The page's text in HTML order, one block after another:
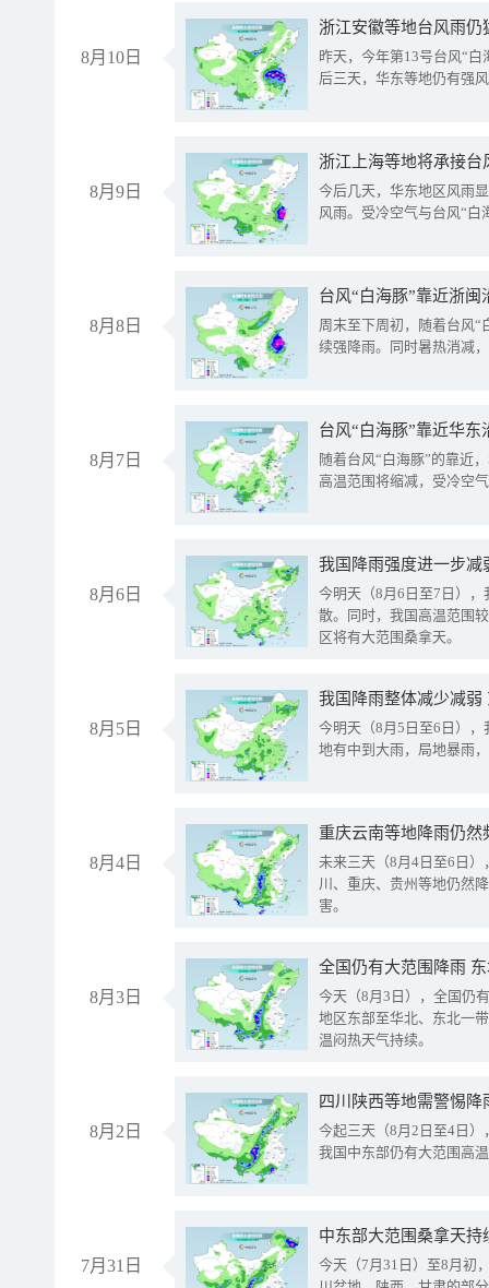
8月10日
浙江安徽等地台风雨
昨天，今年第13号台风“
后三天，华东等地仍有强
8月9日
浙江上海等地将承接台
今后几天，华东地区风雨
风雨。受冷空气与台风“白
8月8日
台风“白海豚”靠近浙
周末至下周初，随着台风“
续强降雨。同时暑热消减
8月7日
台风“白海豚”靠近华
随着台风“白海豚”的靠近
高温范围将缩减，受冷空
8月6日
今明天（8月6日至7日）
散。同时，我国高温范围
区将有大范围桑拿天。
8月5日
我国降雨整体减少减弱
今明天（8月5日至6日）
地有中到大雨，局地暴雨
8月4日
重庆云南等地降雨仍然
未来三天（8月4日至6日
川、重庆、贵州等地仍然
害。
8月3日
全国仍有大范围降雨
今天（8月3日），全国仍
地区东部至华北、东北一
温闷热天气持续。
8月2日
今起三天（8月2日至4日
我国中东部仍有大范围高
7月31日
中东部大范围桑拿天
今天（7月31日）至8月初